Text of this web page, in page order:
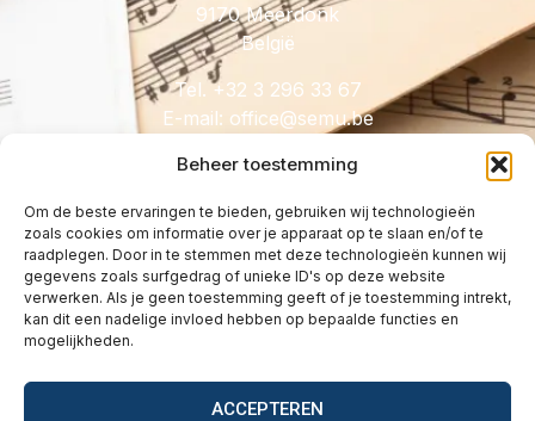
Beheer toestemming
Om de beste ervaringen te bieden, gebruiken wij technologieën
zoals cookies om informatie over je apparaat op te slaan en/of te
raadplegen. Door in te stemmen met deze technologieën kunnen wij
gegevens zoals surfgedrag of unieke ID's op deze website
verwerken. Als je geen toestemming geeft of je toestemming intrekt,
kan dit een nadelige invloed hebben op bepaalde functies en
mogelijkheden.
ACCEPTEREN
9170 Meerdonk
België
Tel. +32 3 296 33 67
E-mail:
eb.umes
@eciffo
HANDIG
Licenties
Tarieven
Wetgeving